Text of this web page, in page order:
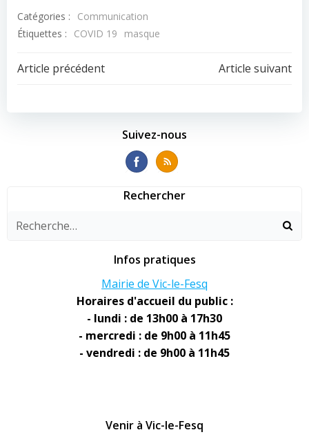
Catégories :
Communication
Étiquettes :
COVID 19 masque
Navigation
de
Article précédent
Navigation
de
l’article
Article suivant
Suivez-nous
Rechercher
Infos pratiques
Mairie de Vic-le-Fesq
Horaires d'accueil du public :
- lundi : de 13h00 à 17h30
- mercredi : de 9h00 à 11h45
- vendredi : de 9h00 à 11h45
Venir à Vic-le-Fesq